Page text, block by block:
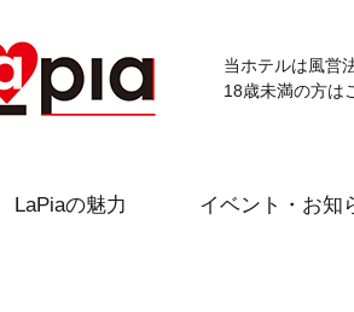
当ホテルは風営
18歳未満の方は
LaPiaの魅力 イベント・お知